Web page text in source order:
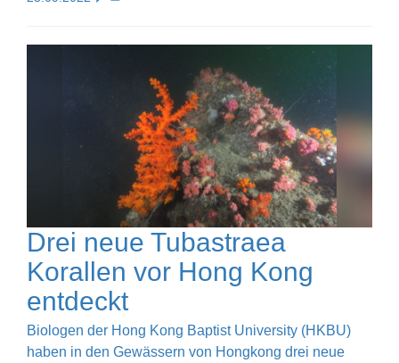
Drei neue Tubastraea
Korallen vor Hong Kong
entdeckt
Biologen der Hong Kong Baptist University (HKBU)
haben in den Gewässern von Hongkong drei neue